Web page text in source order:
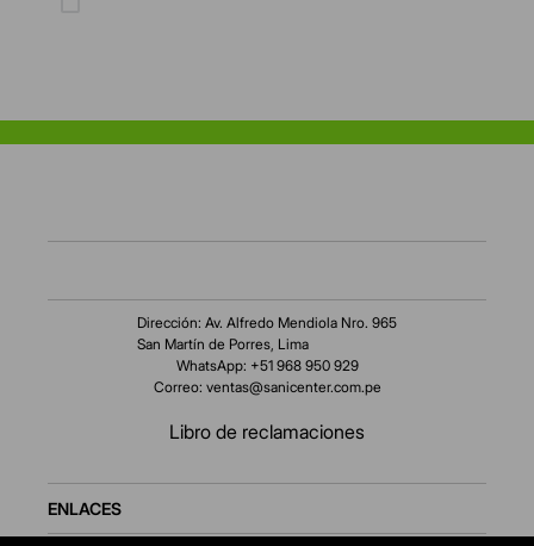
Dirección: Av. Alfredo Mendiola Nro. 965
San Martín de Porres, Lima
WhatsApp: +51 968 950 929
Correo: ventas@sanicenter.com.pe
Libro de reclamaciones
ENLACES